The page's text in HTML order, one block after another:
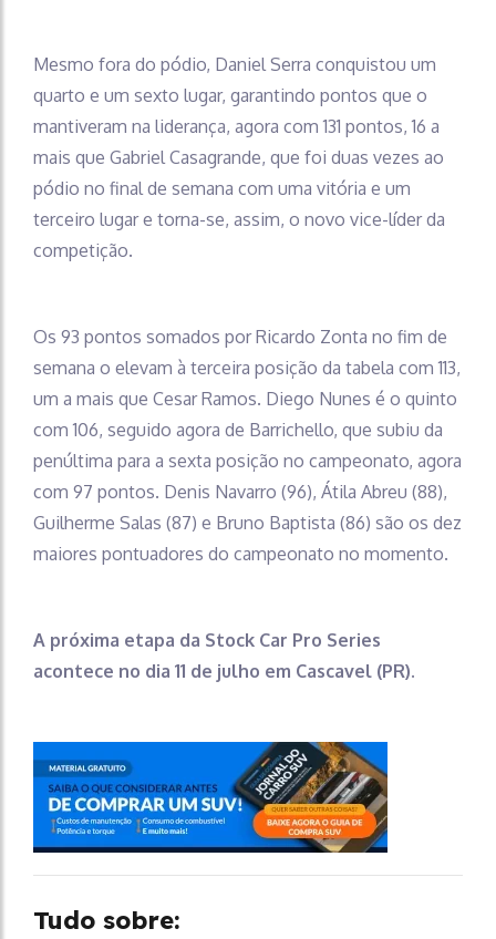
Mesmo fora do pódio, Daniel Serra conquistou um
quarto e um sexto lugar, garantindo pontos que o
mantiveram na liderança, agora com 131 pontos, 16 a
mais que Gabriel Casagrande, que foi duas vezes ao
pódio no final de semana com uma vitória e um
terceiro lugar e torna-se, assim, o novo vice-líder da
competição.
Os 93 pontos somados por Ricardo Zonta no fim de
semana o elevam à terceira posição da tabela com 113,
um a mais que Cesar Ramos. Diego Nunes é o quinto
com 106, seguido agora de Barrichello, que subiu da
penúltima para a sexta posição no campeonato, agora
com 97 pontos. Denis Navarro (96), Átila Abreu (88),
Guilherme Salas (87) e Bruno Baptista (86) são os dez
maiores pontuadores do campeonato no momento.
A próxima etapa da Stock Car Pro Series
acontece no dia 11 de julho em Cascavel (PR).
Tudo sobre: